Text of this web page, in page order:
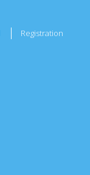
Registration